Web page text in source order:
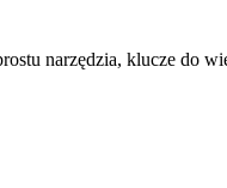
narzędzia, klucze do